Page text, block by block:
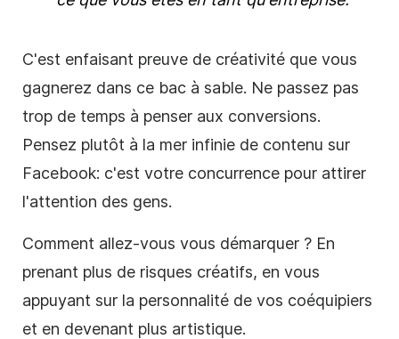
C'est enfaisant preuve de créativité que vous
gagnerez dans ce bac à sable. Ne passez pas
trop de temps à penser aux conversions.
Pensez plutôt à la mer infinie de contenu sur
Facebook: c'est votre concurrence pour attirer
l'attention des gens.
Comment allez-vous vous démarquer ? En
prenant plus de risques créatifs, en vous
appuyant sur la personnalité de vos coéquipiers
et en devenant plus artistique.